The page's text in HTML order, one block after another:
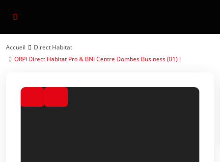
Accueil
Direct Habitat
ORPI Direct Habitat Pro & BNI Centre Dombes Business (01) !